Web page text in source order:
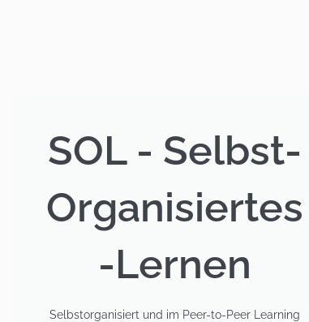
SOL - Selbst-
Organisiertes
-Lernen
Selbstorganisiert und im Peer-to-Peer Learning